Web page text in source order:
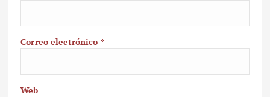
Correo electrónico *
Web